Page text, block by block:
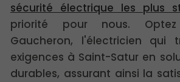
sécurité électrique les plus
priorité pour nous.
Gaucheron, l'électricien qui
exigences à Saint-Satur en
durables, assurant ainsi la